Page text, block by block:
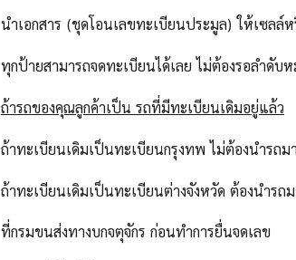
นำเอกสาร (ชุดโอนเลขทะเบียนประมูล) ให้เซลล์
ทุกป้ายสามารถจดทะเบียนได้เลย ไม่ต้องรอลำดับ
ถ้ารถของคุณลูกค้าเป็น รถที่มีทะเบียนเดิมอยู่แล้ว
ถ้าทะเบียนเดิมเป็นทะเบียนกรุงทพ ไม่ต้องนำรถม
ถ้าทะเบียนเดิมเป็นทะเบียนต่างจังหวัด ต้องนำรถ
ที่กรมขนส่งทางบกจตุจักร ก่อนทำการยื่นจดเลข